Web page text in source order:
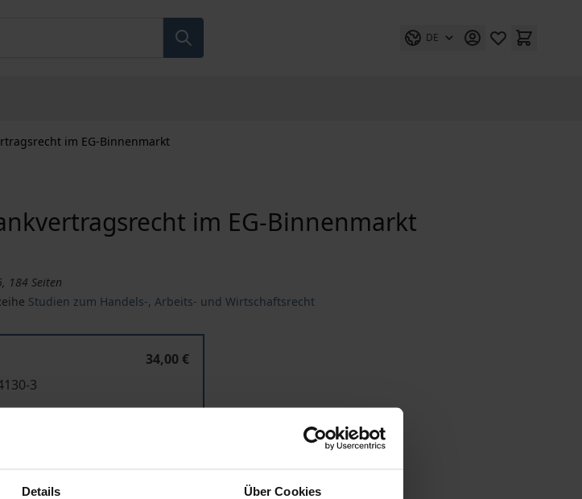
Details Über Cookies
DE
im EG-Binnenmarkt
im EG-Binnenmarkt
184 Seiten
Studien zum Handels-, Arbeits- und Wirtschaftsrecht
34,00 €
3